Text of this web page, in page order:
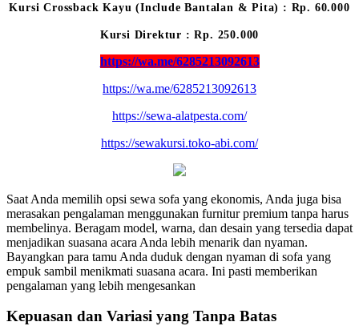
Kursi Crossback Kayu (Include Bantalan & Pita) : Rp. 60.000
Kursi Direktur : Rp. 250.000
https://wa.me/6285213092613
https://wa.me/6285213092613
https://sewa-alatpesta.com/
https://sewakursi.toko-abi.com/
Saat Anda memilih opsi sewa sofa yang ekonomis, Anda juga bisa
merasakan pengalaman menggunakan furnitur premium tanpa harus
membelinya. Beragam model, warna, dan desain yang tersedia dapat
menjadikan suasana acara Anda lebih menarik dan nyaman.
Bayangkan para tamu Anda duduk dengan nyaman di sofa yang
empuk sambil menikmati suasana acara. Ini pasti memberikan
pengalaman yang lebih mengesankan
Kepuasan dan Variasi yang Tanpa Batas